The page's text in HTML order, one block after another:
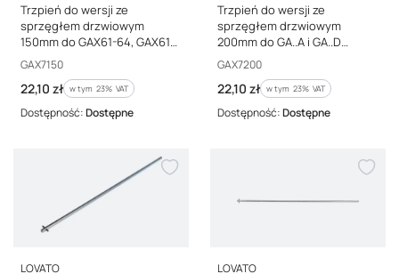
Trzpień do wersji ze
sprzęgłem drzwiowym
150mm do GAX61-64, GAX61
B, GAX64 B, GAX67 B GAX7150
Kod producenta
GAX7150
Cena brutto
22,10 zł w tym %s VAT
w tym 23% VAT
Dostępność:Dostępne
Trzpień do wersji ze
sprzęgłem drzwiowym
200mm do GA..A i GA..D
GAX7200
Kod producenta
GAX7200
Cena brutto
22,10 zł w tym %s VAT
w tym 23% VAT
Dostępność:Dostępne
PRODUCENT
LOVATO PRODUCENT
LOVATO